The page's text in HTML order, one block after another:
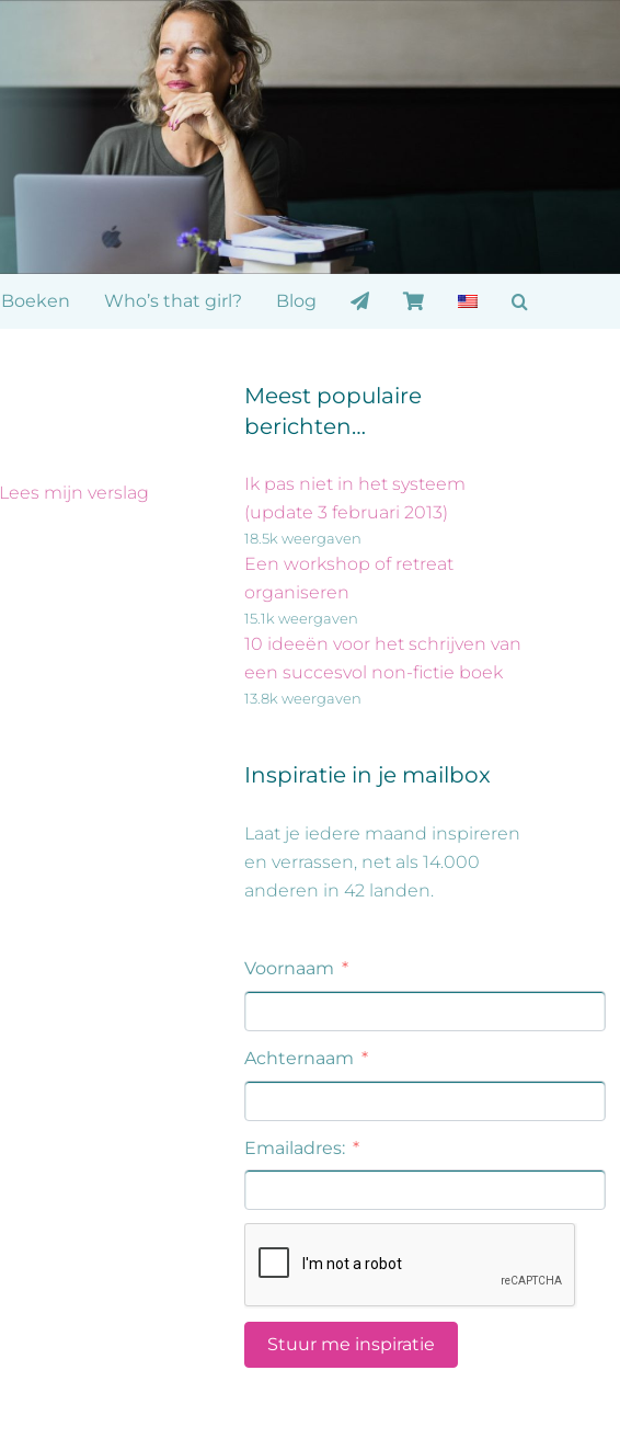
Boeken Who’s that girl? Blog
Lees mijn verslag
Meest populaire
berichten…
Ik pas niet in het systeem
(update 3 februari 2013)
18.5k weergaven
Een workshop of retreat
organiseren
15.1k weergaven
10 ideeën voor het schrijven van
een succesvol non-fictie boek
13.8k weergaven
Inspiratie in je mailbox
Laat je iedere maand inspireren
en verrassen, net als 14.000
anderen in 42 landen.